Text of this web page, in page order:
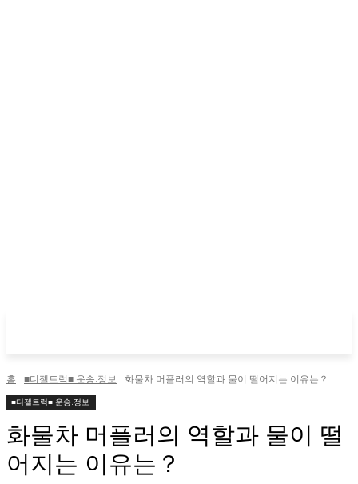
홈 ■디젤트럭■ 운송.정보 화물차 머플러의 역할과 물이 떨어지는 이유는？
■디젤트럭■ 운송.정보
화물차 머플러의 역할과 물이 떨
어지는 이유는？